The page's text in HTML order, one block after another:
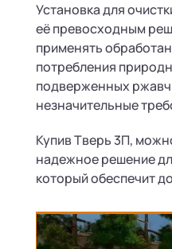
Установка для
её превосходным
применять
потребления
подверженных
незначительные
Купив Тверь 3П,
надежное решение
который обеспечит